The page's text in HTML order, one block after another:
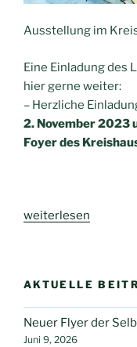
Ausstellung im
Eine Einladung des
hier gerne weiter:
– Herzliche
2. November 2023
Foyer des
„Demensch
Peter
Gaymann“
weiterlesen
AKTUELLE
Neuer Flyer der
Juni 9, 2026